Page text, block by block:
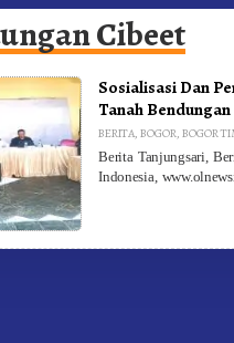
Cibeet
Sosialisasi Dan
Tanah
BERITA,BOGOR,BOGOR
Berita Tanjungsari,
Indonesia,